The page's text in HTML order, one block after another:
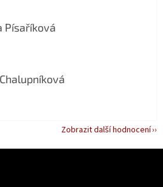
Písaříková
je 5 z 5 hvězdiček.
je 5 z 5 hvězdiček.
Zobrazit další hodnocení